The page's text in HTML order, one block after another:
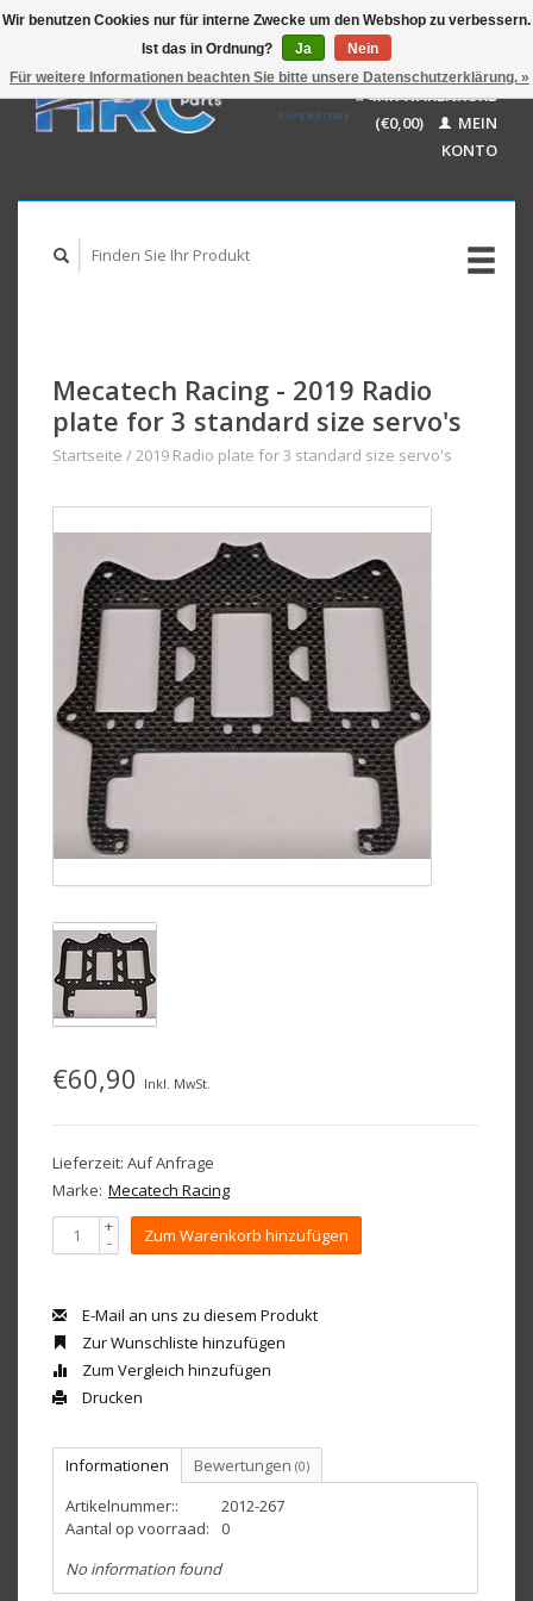
GBP
USD
AUD
Deutsch
English
IHR WARENKORB
(€0,00)
MEIN
KONTO
Mecatech Racing - 2019 Radio
plate for 3 standard size servo's
Startseite /2019 Radio plate for 3 standard size servo's
€60,90 Inkl. MwSt.
Lieferzeit: Auf Anfrage
Marke: Mecatech Racing
+
- Zum Warenkorb hinzufügen
E-Mail an uns zu diesem Produkt
Zur Wunschliste hinzufügen
Zum Vergleich hinzufügen
Drucken
Informationen Bewertungen (0)
Artikelnummer::
2012-267
Aantal op voorraad:
0
No information found
Wir benutzen Cookies nur für interne Zwecke um den Webshop zu verbessern.
Ist das in Ordnung?
Ja
Nein
Für weitere Informationen beachten Sie bitte unsere Datenschutzerklärung. »